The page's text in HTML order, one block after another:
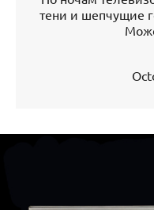
тени и шепчущие